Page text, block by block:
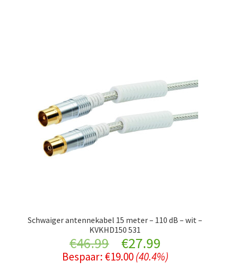
Schwaiger antennekabel 15 meter – 110 dB – wit –
KVKHD150 531
€46.99
Original
price
€27.99Current
price
Bespaar: €19.00 (40.4%)